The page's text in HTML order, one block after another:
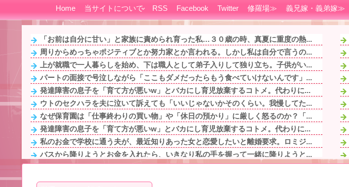
Home 当サイトについて RSS Facebook Twitter 修羅場≫ 義兄嫁・義弟嫁≫
「お前は自分に甘い」と家族に責められ育った私…３０歳の時、真夏に重度の熱...
周りからめっちゃポジティブとか努力家とか言われる。しかし私は自分で言うの...
上が就職で一人暮らしを始め、下は職人として弟子入りして独り立ち。子供がい...
パートの面接で号泣しながら「ここもダメだったらもう食べていけないんです」...
発達障害の息子を「育て方が悪いw」とバカにし育児放棄するコトメ。代わりに...
ウトのセクハラを夫に泣いて訴えても「いいじゃないかそのくらい。我慢してた...
なぜ保育園は「仕事終わりの買い物」や「休日の預かり」に厳しく怒るのか？「...
発達障害の息子を「育て方が悪いw」とバカにし育児放棄するコトメ。代わりに...
私のお金で学校に通う夫が、最近知りあった女と恋愛したいと離婚要求。ロミジ...
バスから降りようとお金を入れたら、いきなり私の手を握って一緒に降りようと...
予約していた美容室が臨時休業。連絡くれてもいいのに